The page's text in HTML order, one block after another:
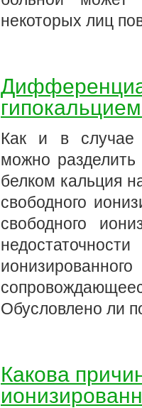
некоторых лиц
Как и в случае
можно
белком кальция
свободного
свободного
Обусловлено ли
Какова